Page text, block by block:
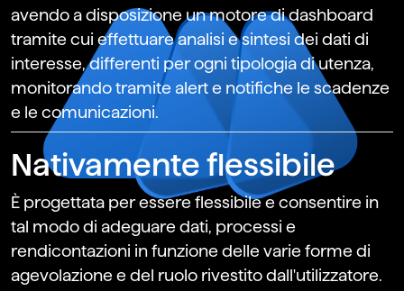
avendo a disposizione un motore di dashboard
tramite cui effettuare analisi e sintesi dei dati di
interesse, differenti per ogni tipologia di utenza,
monitorando tramite alert e notifiche le scadenze
e le comunicazioni.
Nativamente flessibile
È progettata per essere flessibile e consentire in
tal modo di adeguare dati, processi e
rendicontazioni in funzione delle varie forme di
agevolazione e del ruolo rivestito dall'utilizzatore.